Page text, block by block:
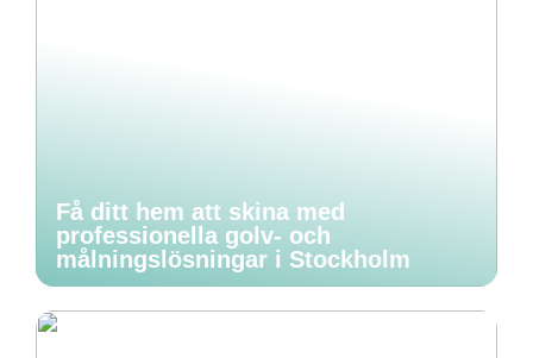
Få ditt hem att skina med
professionella golv- och
målningslösningar i Stockholm